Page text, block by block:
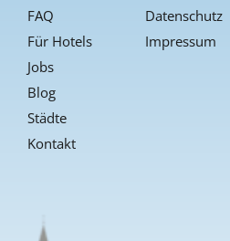
FAQ
Für Hotels
Jobs
Blog
Städte
Kontakt
Datenschutz
Impressum